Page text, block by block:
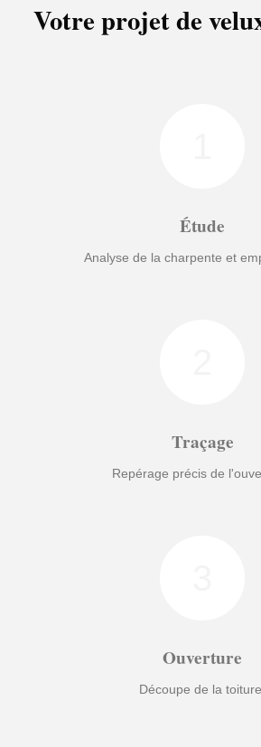
Votre projet de
Étude
Analyse de la charpente et
Traçage
Repérage précis de
Ouverture
Découpe de la toiture.